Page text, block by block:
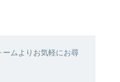
ムよりお気軽にお尋